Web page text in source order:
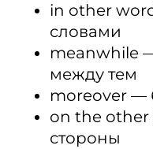
in other
словами
meanwhile
между тем
moreover —
on the
стороны